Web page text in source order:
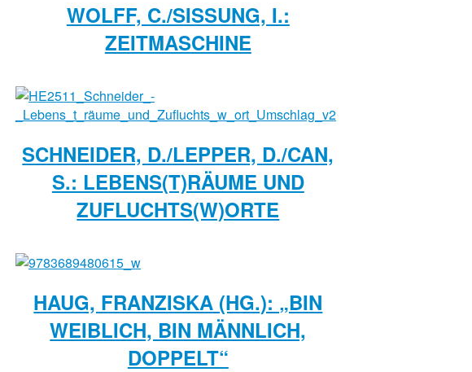
WOLFF, C./SISSUNG, I.:
ZEITMASCHINE
SCHNEIDER, D./LEPPER, D./CAN,
S.: LEBENS(T)RÄUME UND
ZUFLUCHTS(W)ORTE
HAUG, FRANZISKA (HG.): „BIN
WEIBLICH, BIN MÄNNLICH,
DOPPELT“